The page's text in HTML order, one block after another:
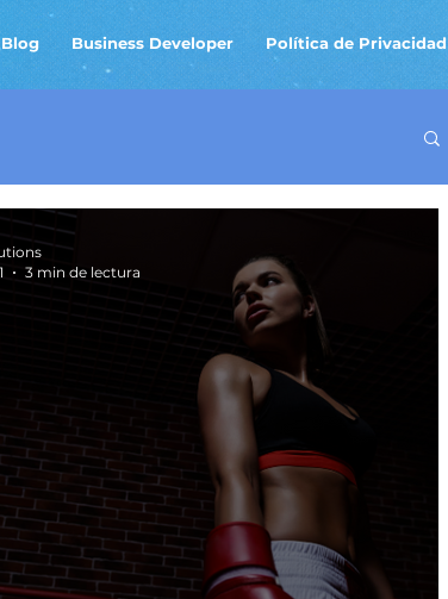
Blog Business Developer Política de Privacidad
3 min de lectura